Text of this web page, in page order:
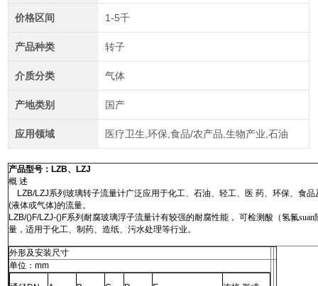
价格区间 1-5千
产品种类 转子
介质分类 气体
产地类别 国产
应用领域 医疗卫生,环保,食品/农产品,生物产业,石油
产品型号：LZB、LZJ
概 述
LZB/LZJ系列玻璃转子流量计广泛应用于化工、石油、轻工、医 药、环保、食
(液体或气体)的流量。
LZB/()F/LZJ-()F系列耐腐玻璃浮子流量计有较强的耐腐性能， 可检测酸（氢氟
量，适用于化工、制药、造纸、污水处理等行业。
外形及安装尺寸
单位：mm